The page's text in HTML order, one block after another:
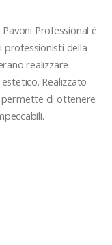
Professional è
professionisti della
realizzare
Realizzato
permette di ottenere